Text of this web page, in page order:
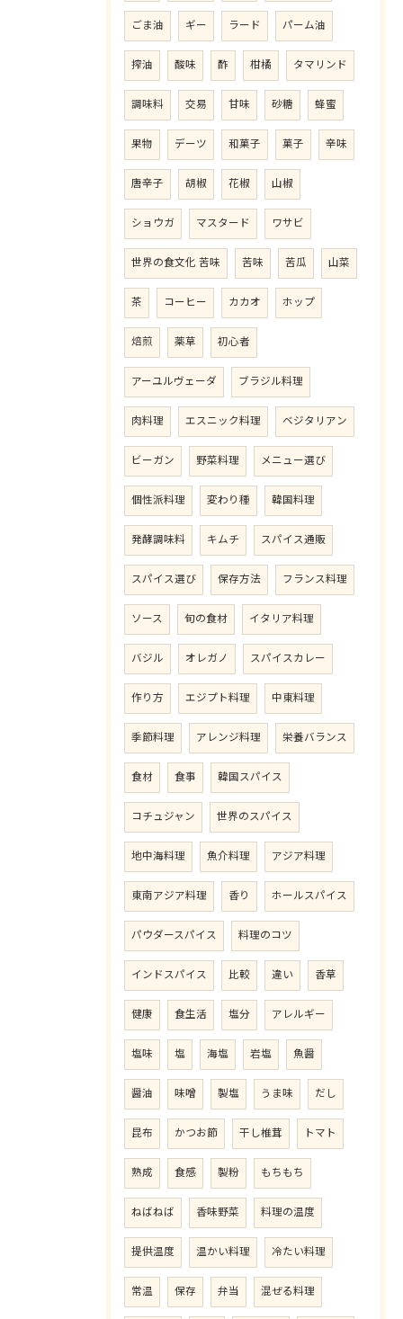
ごま油 ギー ラード パーム油
搾油 酸味 酢 柑橘 タマリンド
調味料 交易 甘味 砂糖 蜂蜜
果物 デーツ 和菓子 菓子 辛味
唐辛子 胡椒 花椒 山椒
ショウガ マスタード ワサビ
世界の食文化 苦味 苦味 苦瓜 山菜
茶 コーヒー カカオ ホップ
焙煎 薬草 初心者
アーユルヴェーダ ブラジル料理
肉料理 エスニック料理 ベジタリアン
ビーガン 野菜料理 メニュー選び
個性派料理 変わり種 韓国料理
発酵調味料 キムチ スパイス通販
スパイス選び 保存方法 フランス料理
ソース 旬の食材 イタリア料理
バジル オレガノ スパイスカレー
作り方 エジプト料理 中東料理
季節料理 アレンジ料理 栄養バランス
食材 食事 韓国スパイス
コチュジャン 世界のスパイス
地中海料理 魚介料理 アジア料理
東南アジア料理 香り ホールスパイス
パウダースパイス 料理のコツ
インドスパイス 比較 違い 香草
健康 食生活 塩分 アレルギー
塩味 塩 海塩 岩塩 魚醤
醤油 味噌 製塩 うま味 だし
昆布 かつお節 干し椎茸 トマト
熟成 食感 製粉 もちもち
ねばねば 香味野菜 料理の温度
提供温度 温かい料理 冷たい料理
常温 保存 弁当 混ぜる料理